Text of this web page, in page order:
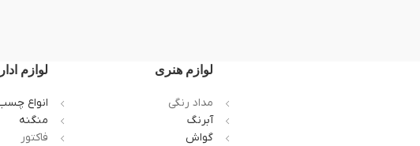
لوازم هنری
مداد رنگی
آبرنگ
گواش
لوازم
انواع
منگنه
فاکتور